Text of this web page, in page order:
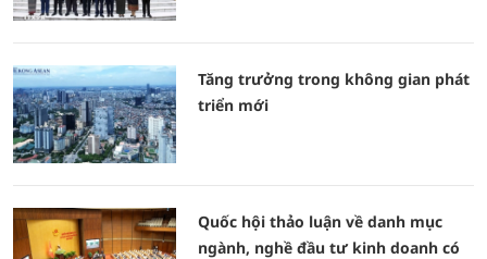
Tăng trưởng trong không gian phát
triển mới
Quốc hội thảo luận về danh mục
ngành, nghề đầu tư kinh doanh có